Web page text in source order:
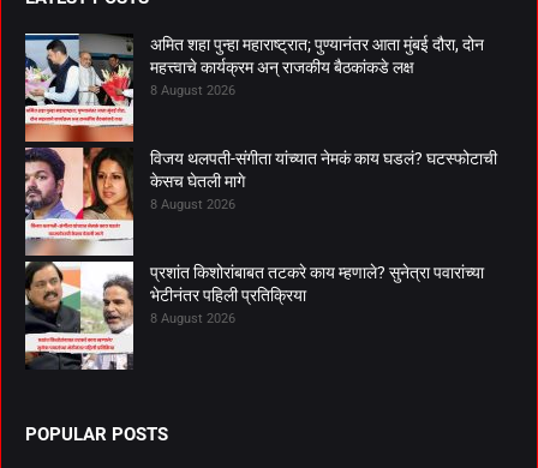
अमित शहा पुन्हा महाराष्ट्रात; पुण्यानंतर आता मुंबई दौरा, दोन
महत्त्वाचे कार्यक्रम अन् राजकीय बैठकांकडे लक्ष
8 August 2026
विजय थलपती-संगीता यांच्यात नेमकं काय घडलं? घटस्फोटाची
केसच घेतली मागे
8 August 2026
प्रशांत किशोरांबाबत तटकरे काय म्हणाले? सुनेत्रा पवारांच्या
भेटीनंतर पहिली प्रतिक्रिया
8 August 2026
POPULAR POSTS